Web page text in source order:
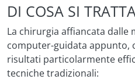
DI COSA SI
La chirurgia affiancata dalle
computer-guidata appunto,
risultati particolarmente
tecniche tradizionali: